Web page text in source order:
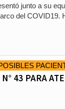
junto a su
del COVID19.
43 PARA